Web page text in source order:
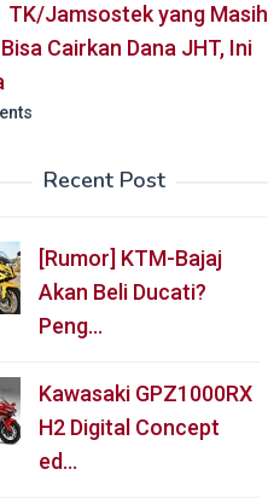
TK/Jamsostek yang Masih
Cairkan Dana JHT, Ini
Recent Post
[Rumor] KTM-Bajaj
Akan Beli Ducati?
Peng…
Kawasaki GPZ1000RX
H2 Digital Concept
ed…